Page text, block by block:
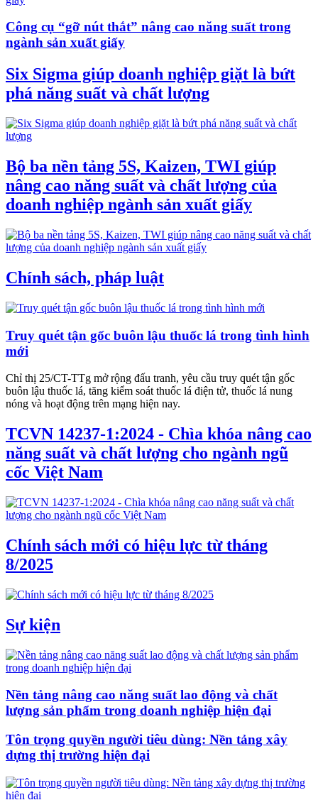
Công cụ “gỡ nút thắt” nâng cao năng suất trong
ngành sản xuất giấy
Six Sigma giúp doanh nghiệp giặt là bứt
phá năng suất và chất lượng
Bộ ba nền tảng 5S, Kaizen, TWI giúp
nâng cao năng suất và chất lượng của
doanh nghiệp ngành sản xuất giấy
Chính sách, pháp luật
Truy quét tận gốc buôn lậu thuốc lá trong tình hình
mới
Chỉ thị 25/CT-TTg mở rộng đấu tranh, yêu cầu truy quét tận gốc
buôn lậu thuốc lá, tăng kiểm soát thuốc lá điện tử, thuốc lá nung
nóng và hoạt động trên mạng hiện nay.
TCVN 14237-1:2024 - Chìa khóa nâng cao
năng suất và chất lượng cho ngành ngũ
cốc Việt Nam
Chính sách mới có hiệu lực từ tháng
8/2025
Sự kiện
Nền tảng nâng cao năng suất lao động và chất
lượng sản phẩm trong doanh nghiệp hiện đại
Tôn trọng quyền người tiêu dùng: Nền tảng xây
dựng thị trường hiện đại